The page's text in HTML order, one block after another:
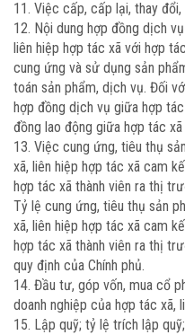
11. Việc cấp, cấp lại, thay
12. Nội dung hợp đồng dịch
liên hiệp hợp tác xã với hợp
cung ứng và sử dụng sản
toán sản phẩm, dịch vụ. Đối
hợp đồng dịch vụ giữa hợp
đồng lao động giữa hợp tác xã
13. Việc cung ứng, tiêu thụ
xã, liên hiệp hợp tác xã cam
hợp tác xã thành viên ra thị
Tỷ lệ cung ứng, tiêu thụ sản
xã, liên hiệp hợp tác xã cam
hợp tác xã thành viên ra thị
quy định của Chính phủ.
14. Đầu tư, góp vốn, mua cổ
doanh nghiệp của hợp tác xã,
15. Lập quỹ; tỷ lệ trích lập